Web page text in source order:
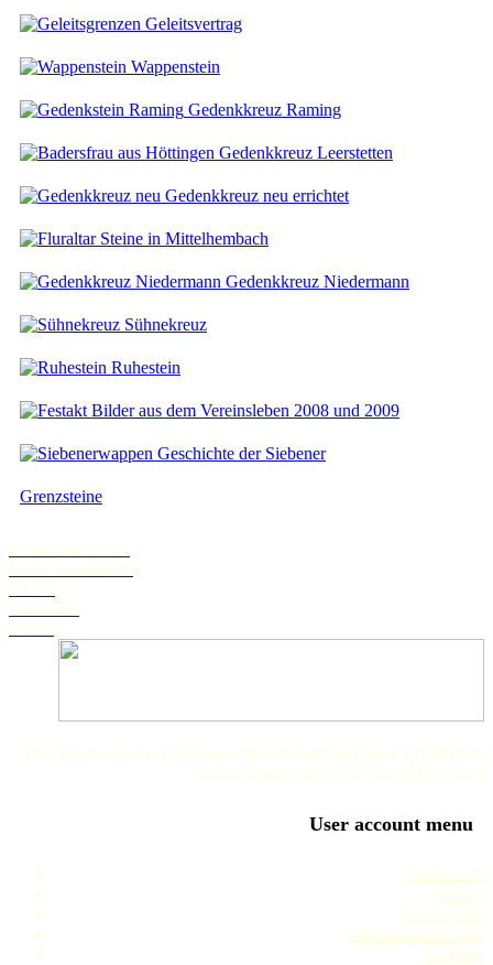
Geleitsvertrag
Wappenstein
Gedenkkreuz Raming
Gedenkkreuz Leerstetten
Gedenkkreuz neu errichtet
Steine in Mittelhembach
Gedenkkreuz Niedermann
Sühnekreuz
Ruhestein
Bilder aus dem Vereinsleben 2008 und 2009
Geschichte der Siebener
Grenzsteine
Schwanstetten.de
Landratsamt Roth
BLFD
Landkarte
Wetter
Der Museumsverein Schwanstetten bedankt sich ganz herzlich bei
seinen Sponsoren, Helfern und Freunden
User account menu
Impressum
Service
Datenschutz
Literaturverzeichnis
Termine